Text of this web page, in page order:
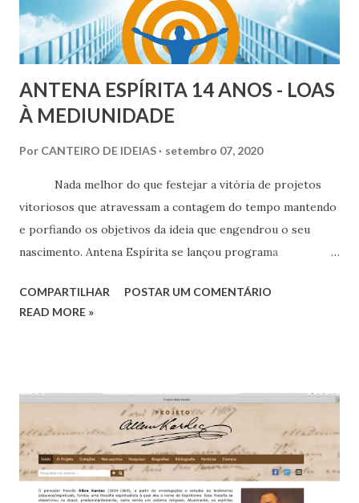
ANTENA ESPÍRITA 14 ANOS - LOAS
À MEDIUNIDADE
Por CANTEIRO DE IDEIAS setembro 07, 2020
Nada melhor do que festejar a vitória de projetos
vitoriosos que atravessam a contagem do tempo mantendo
e porfiando os objetivos da ideia que engendrou o seu
nascimento. Antena Espírita se lançou programa
movimento espírita para o uso do veículo rádio na
divulgação da mensagem doutrinária, com qualidade e em
COMPARTILHAR
POSTAR UM COMENTÁRIO
READ MORE »